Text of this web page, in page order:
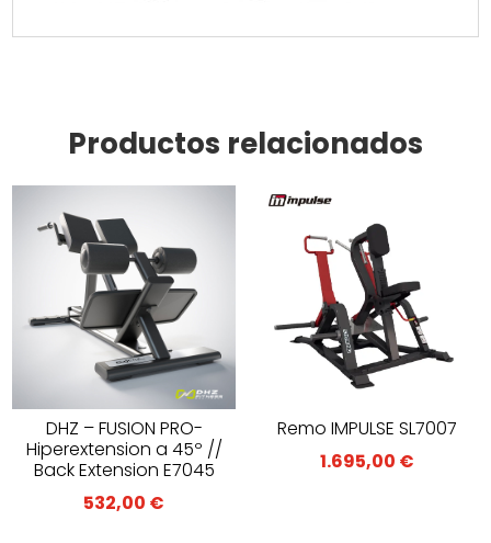
Productos relacionados
DHZ – FUSION PRO-
Hiperextension a 45º //
Back Extension E7045
532,00 €
Remo IMPULSE SL7007
1.695,00 €